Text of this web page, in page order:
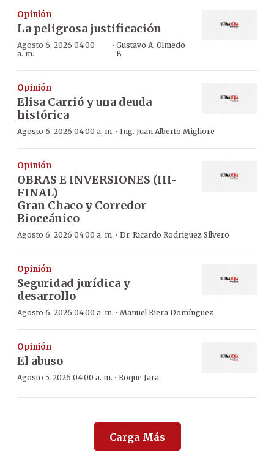
Opinión
La peligrosa justificación
Agosto 6, 2026 04:00
a. m.
· Gustavo A. Olmedo
B
Opinión
Elisa Carrió y una deuda
histórica
Agosto 6, 2026 04:00 a. m. · Ing. Juan Alberto Migliore
Opinión
OBRAS E INVERSIONES (III-
FINAL)
Gran Chaco y Corredor
Bioceánico
Agosto 6, 2026 04:00 a. m. · Dr. Ricardo Rodriguez Silvero
Opinión
Seguridad jurídica y
desarrollo
Agosto 6, 2026 04:00 a. m. · Manuel Riera Domínguez
Opinión
El abuso
Agosto 5, 2026 04:00 a. m. · Roque Jara
Carga Más